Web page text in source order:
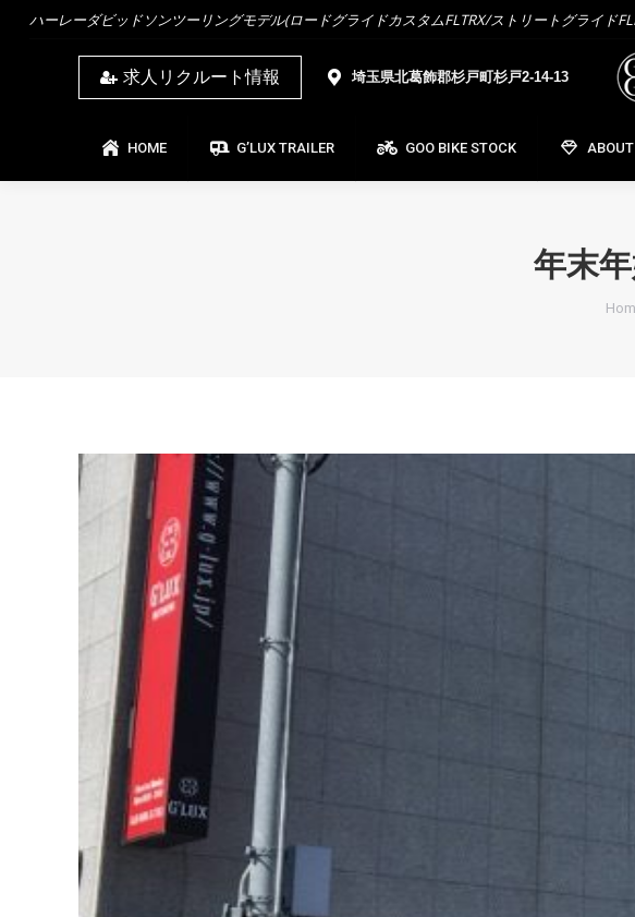
ハーレーダビッドソンツーリングモデル(ロードグライドカスタムFLTRX/ストリートグライド
求人リクルート情報 埼玉県北葛飾郡杉戸町杉戸2-14-13
HOME G’LUX TRAILER GOO BIKE STOCK ABOUT
年末